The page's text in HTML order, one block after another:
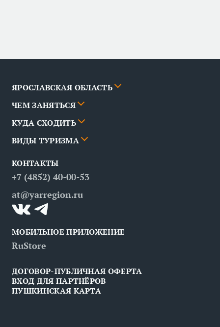
ЯРОСЛАВСКАЯ ОБЛАСТЬ
Города
Новости
Партнёры
Вопрос — ответ
Контакты
ЧЕМ ЗАНЯТЬСЯ
События
Маршруты
Места
КУДА СХОДИТЬ
События
Рестораны
ВИДЫ ТУРИЗМА
Деловой туризм
Медицинский туризм
Инклюзивный туризм
КОНТАКТЫ
+7 (4852) 40-00-53
at@yarregion.ru
МОБИЛЬНОЕ ПРИЛОЖЕНИЕ
RuStore
ДОГОВОР-ПУБЛИЧНАЯ ОФЕРТА
ВХОД ДЛЯ ПАРТНЁРОВ
ПУШКИНСКАЯ КАРТА